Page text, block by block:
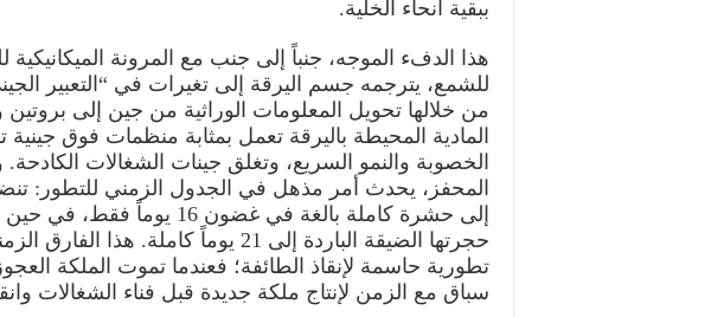
ببقية أنحاء الخلية.
هذا الدفء الموجه، جنباً إلى جنب مع المرونة الميكانيكية
للشمع، يترجمه جسم اليرقة إلى تغيرات في “التعبير
من خلالها تحويل المعلومات الوراثية من جين إلى بروتين
المادية المحيطة باليرقة تعمل بمثابة منظمات فوق
الخصوبة والنمو السريع، وتغلق جينات الشغالات الكادحة.
المحفز، يحدث أمر مذهل في الجدول الزمني للتطور:
إلى حشرة كاملة بالغة في غضون
تطورية حاسمة لإنقاذ الطائفة؛ فعندما تموت الملكة
سباق مع الزمن لإنتاج ملكة جديدة قبل فناء الشغالات